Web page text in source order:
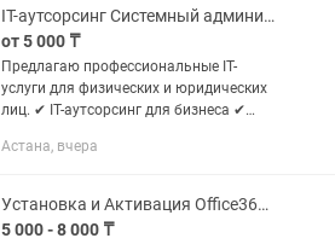
IT-аутсорсинг Системный администратор Настройка ПК, серверов, сетей и сайт
от 5 000 ₸
Предлагаю профессиональные IT-
услуги для физических и юридических
лиц. ✔ IT-аутсорсинг для бизнеса ✔
Сетевое администрирование ✔
Астана, вчера
Установка и Активация Office365 навсегда
5 000 - 8 000 ₸